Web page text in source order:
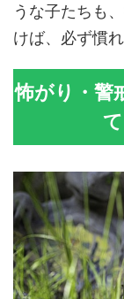
うな子たちも
けば、必ず慣
怖がり・警